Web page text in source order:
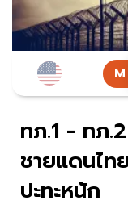
ทภ.1 - ทภ
ชายแดนไ
ปะทะหนัก